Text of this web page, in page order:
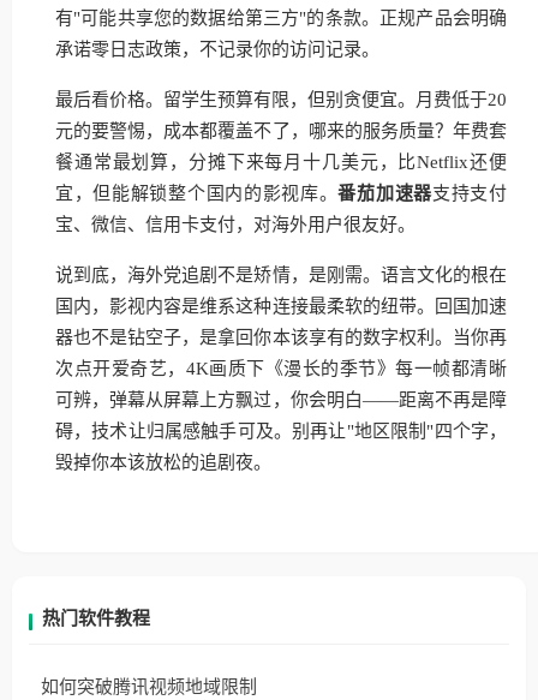
有"可能共享您的数据给第三方"的条款。正规产品会明确
承诺零日志政策，不记录你的访问记录。
最后看价格。留学生预算有限，但别贪便宜。月费低于20
元的要警惕，成本都覆盖不了，哪来的服务质量？年费套
餐通常最划算，分摊下来每月十几美元，比Netflix还便
宜，但能解锁整个国内的影视库。番茄加速器支持支付
宝、微信、信用卡支付，对海外用户很友好。
说到底，海外党追剧不是矫情，是刚需。语言文化的根在
国内，影视内容是维系这种连接最柔软的纽带。回国加速
器也不是钻空子，是拿回你本该享有的数字权利。当你再
次点开爱奇艺，4K画质下《漫长的季节》每一帧都清晰
可辨，弹幕从屏幕上方飘过，你会明白——距离不再是障
碍，技术让归属感触手可及。别再让"地区限制"四个字，
毁掉你本该放松的追剧夜。
热门软件教程
如何突破腾讯视频地域限制